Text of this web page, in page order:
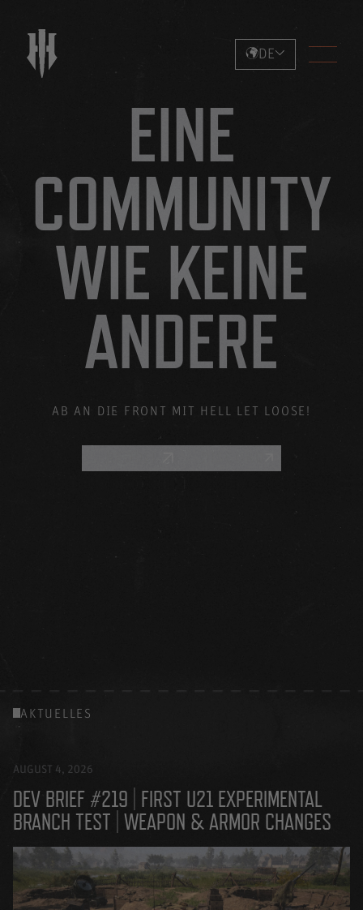
DE
EINE
COMMUNITY
WIE KEINE
ANDERE
AB AN DIE FRONT MIT HELL LET LOOSE!
AKTUELLES
AUGUST 4, 2026
DEV BRIEF #219 | FIRST U21 EXPERIMENTAL
BRANCH TEST | WEAPON & ARMOR CHANGES